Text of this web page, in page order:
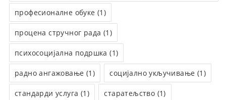
професионалне обуке (1)
процена стручног рада (1)
психосоцијална подршка (1)
радно ангажовање (1) социјално укључивање (1)
стандарди услуга (1) старатељство (1)